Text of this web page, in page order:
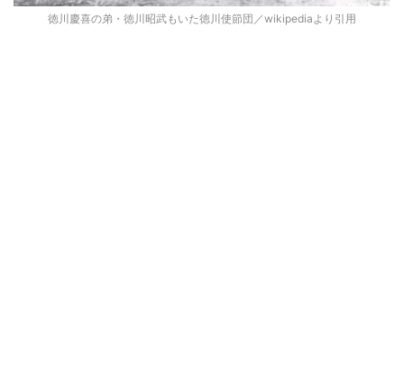
徳川慶喜の弟・徳川昭武もいた徳川使節団／wikipediaより引用